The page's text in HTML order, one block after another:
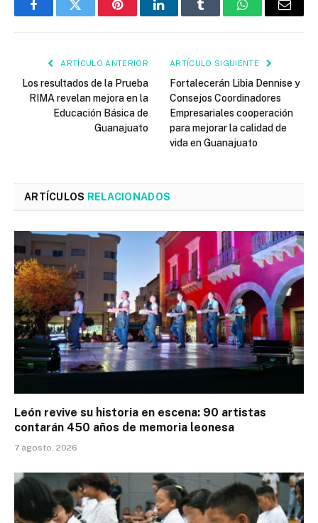
FacebookTwitter PinterestLinkedInTumblr WhatsAppEmail
ARTÍCULO ANTERIOR
Los resultados de la Prueba
RIMA revelan mejora en la
Educación Básica de
Guanajuato
ARTÍCULO SIGUIENTE
Fortalecerán Libia Dennise y
Consejos Coordinadores
Empresariales cooperación
para mejorar la calidad de
vida en Guanajuato
ARTÍCULOS RELACIONADOS
León revive su historia en escena: 90 artistas
contarán 450 años de memoria leonesa
7 agosto, 2026